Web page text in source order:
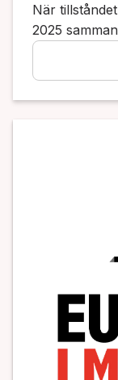
När
2025